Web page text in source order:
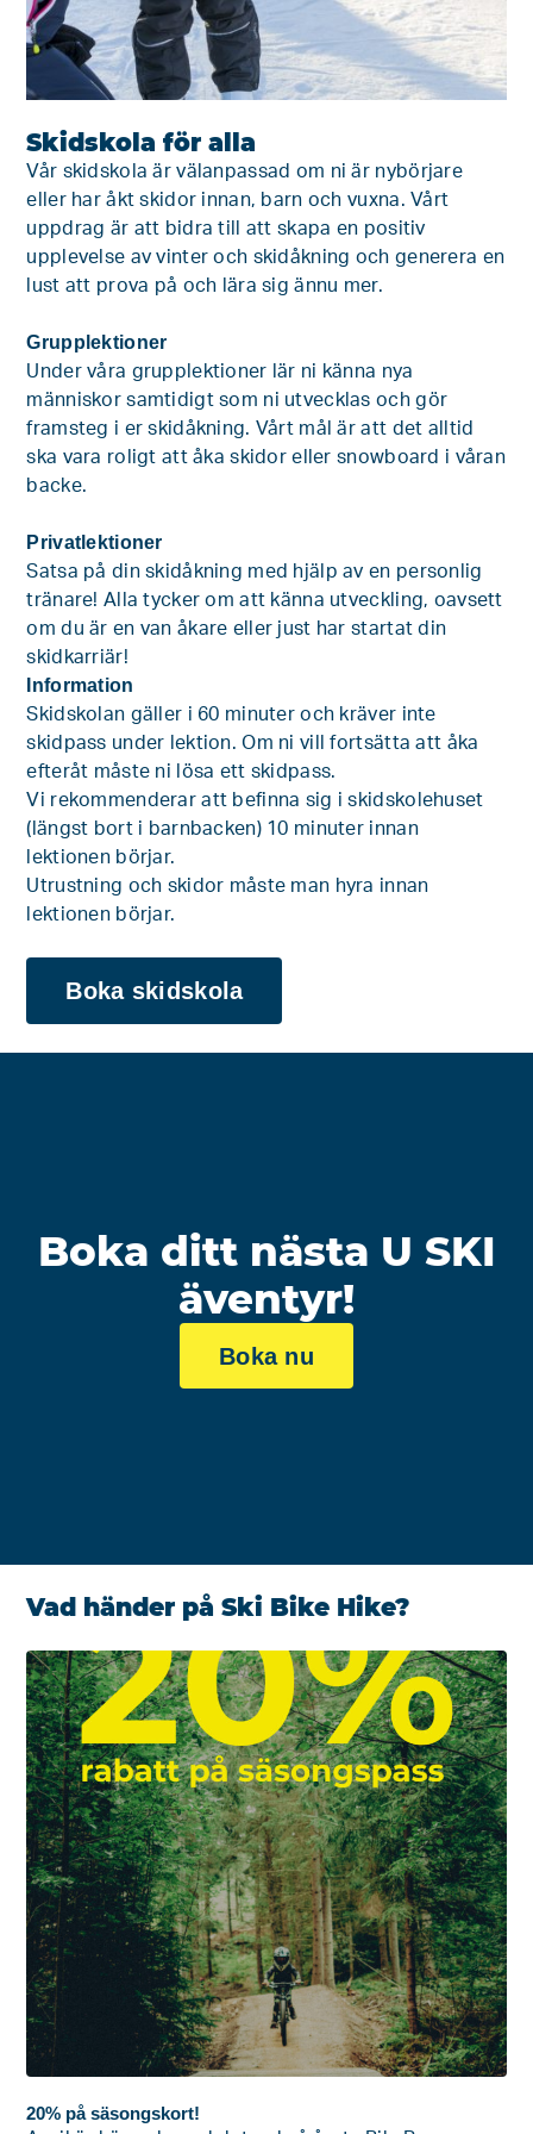
Skidskola för alla
Vår skidskola är välanpassad om ni är nybörjare
eller har åkt skidor innan, barn och vuxna. Vårt
uppdrag är att bidra till att skapa en positiv
upplevelse av vinter och skidåkning och generera en
lust att prova på och lära sig ännu mer.
Grupplektioner
Under våra grupplektioner lär ni känna nya
människor samtidigt som ni utvecklas och gör
framsteg i er skidåkning. Vårt mål är att det alltid
ska vara roligt att åka skidor eller snowboard i våran
backe.
Privatlektioner
Satsa på din skidåkning med hjälp av en personlig
tränare! Alla tycker om att känna utveckling, oavsett
om du är en van åkare eller just har startat din
skidkarriär!
Information
Skidskolan gäller i 60 minuter och kräver inte
skidpass under lektion. Om ni vill fortsätta att åka
efteråt måste ni lösa ett skidpass.
Vi rekommenderar att befinna sig i skidskolehuset
(längst bort i barnbacken) 10 minuter innan
lektionen börjar.
Utrustning och skidor måste man hyra innan
lektionen börjar.
Boka skidskola
Boka ditt nästa U SKI
äventyr!
Boka nu
Vad händer på Ski Bike Hike?
20% på säsongskort!